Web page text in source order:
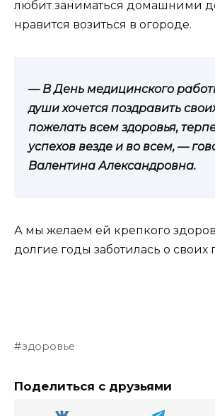
любит заниматься домашними
нравится возиться в огороде.
— В День медицинского
души хочется поздравить
пожелать всем здоровья,
успехов везде и во всем, —
Валентина Александровна.
А мы желаем ей крепкого
долгие годы заботилась о своих
здоровье
Поделиться с друзьями